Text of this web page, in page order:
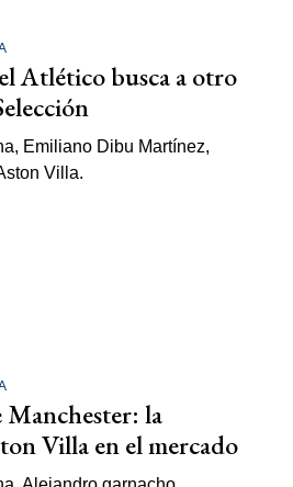
Atlético busca a otro
la
Villa en el mercado